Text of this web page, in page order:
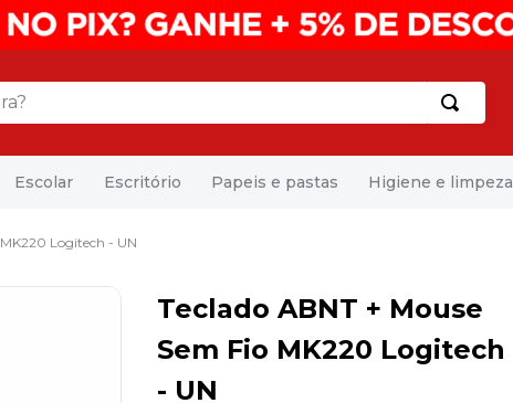
Escolar Escritório Papeis e pastas Higiene e limpeza
Logitech - UN
Teclado ABNT + Mouse
Sem Fio MK220 Logitech
- UN